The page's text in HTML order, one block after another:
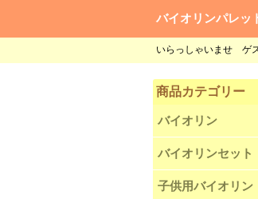
バイオリンパレッ
いらっしゃいませ ゲ
商品カテゴリー
バイオリン
バイオリンセット
子供用バイオリン